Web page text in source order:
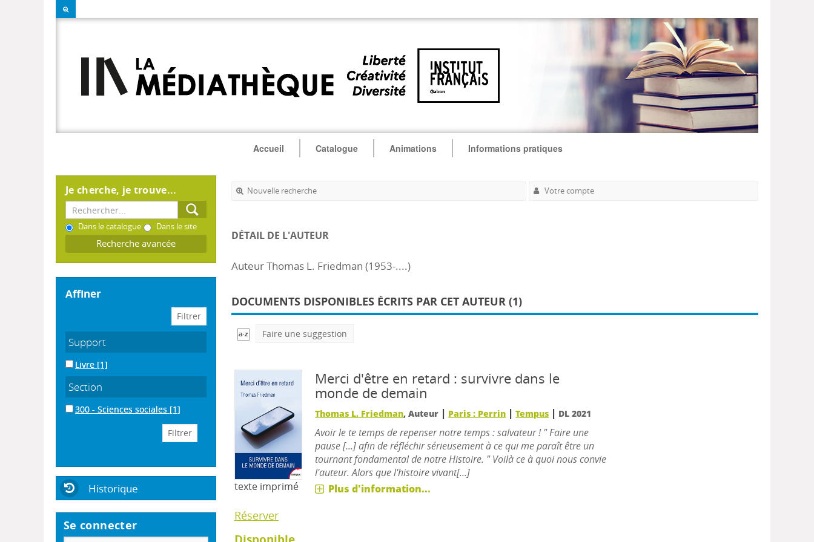
Accueil Catalogue Animations Informations pratiques
Je cherche, je trouve...
Dans le catalogue Dans le site
Recherche avancée
affiner
Support
Livre [1]
Section
300 - Sciences sociales [1]
Historique
Se connecter
Nouvelle recherche Votre compte
DÉTAIL DE L'AUTEUR
Auteur Thomas L. Friedman (1953-....)
DOCUMENTS DISPONIBLES ÉCRITS PAR CET AUTEUR (1)
Faire une suggestion
texte imprimé
Merci d'être en retard : survivre dans le
monde de demain
Thomas L. Friedman, Auteur | Paris : Perrin |Tempus | DL 2021
Avoir le te temps de repenser notre temps : salvateur ! " Faire une
pause [...] afin de réfléchir sérieusement à ce qui me paraît être un
tournant fondamental de notre Histoire. " Voilà ce à quoi nous convie
l'auteur. Alors que l'histoire vivant[...]
Plus d'information...
Réserver